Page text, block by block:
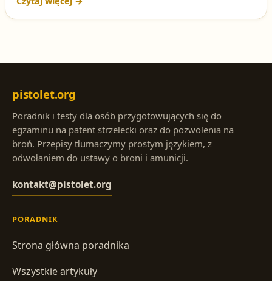
rozwiewają te wątpliwości. W tym artykule tłumaczymy
je po ludzku – jasno, prosto i bez prawniczego żargonu.
pistolet.org
Poradnik i testy dla osób przygotowujących się do
egzaminu na patent strzelecki oraz do pozwolenia na
broń. Przepisy tłumaczymy prostym językiem, z
odwołaniem do ustawy o broni i amunicji.
kontakt@pistolet.org
PORADNIK
Strona główna poradnika
Wszystkie artykuły